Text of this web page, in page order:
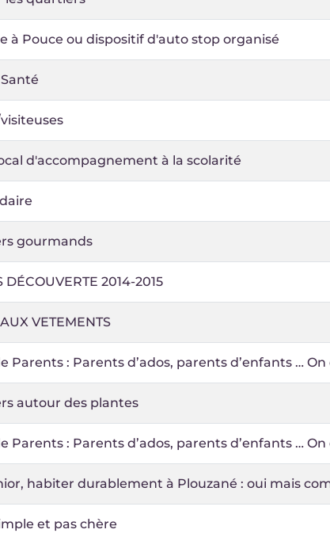
à Pouce ou dispositif d'auto stop organisé
d'accompagnement à la scolarité
gourmands
DÉCOUVERTE 2014-2015
VETEMENTS
Parents : Parents d’ados, parents d’enfants … On
autour des plantes
Parents : Parents d’ados, parents d’enfants … On
habiter durablement à Plouzané : oui mais
et pas chère